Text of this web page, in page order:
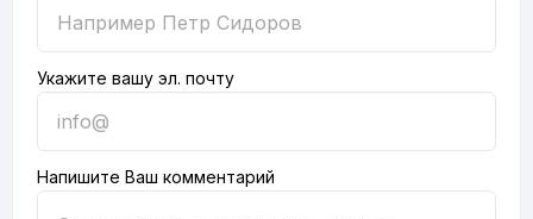
Укажите вашу эл. почту
Напишите Ваш комментарий